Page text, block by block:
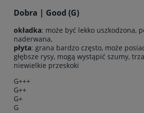
Dobra | Good (G)
okładka: może być lekko uszkodzona,
naderwana,
płyta: grana bardzo często, może
głębsze rysy, mogą wystąpić szumy,
niewielkie przeskoki
G+++
G++
G+
G